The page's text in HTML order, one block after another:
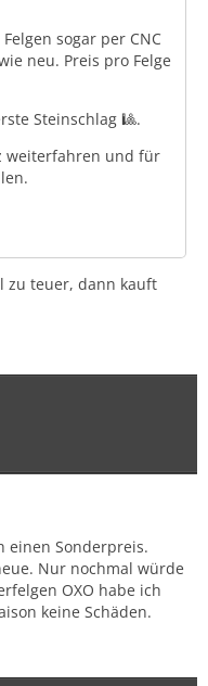
sogar per CNC
neu. Preis pro Felge
Steinschlag 🎱.
weiterfahren und für
zu teuer, dann kauft
einen Sonderpreis.
Nur nochmal würde
OXO habe ich
keine Schäden.